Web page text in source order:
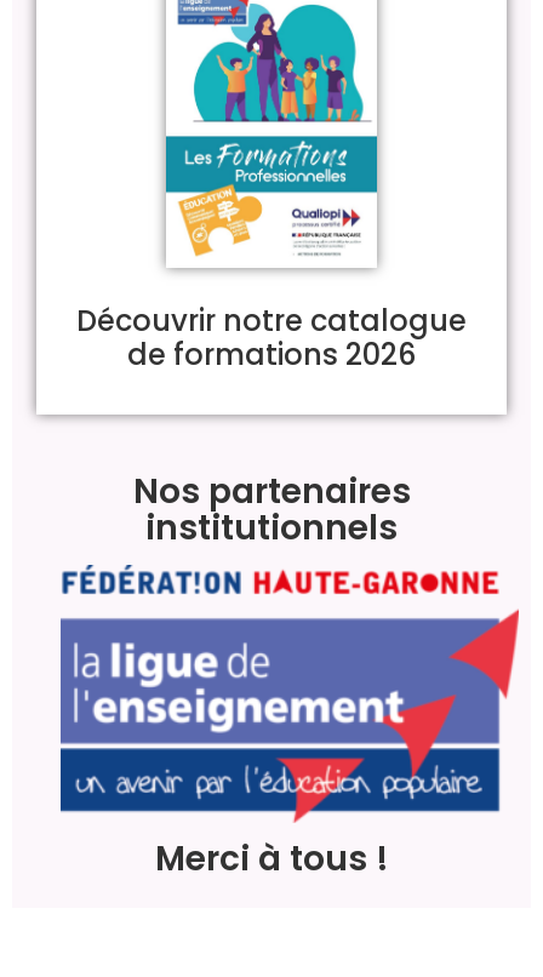
Découvrir notre catalogue
de formations 2026
Nos partenaires
institutionnels
Merci à tous !